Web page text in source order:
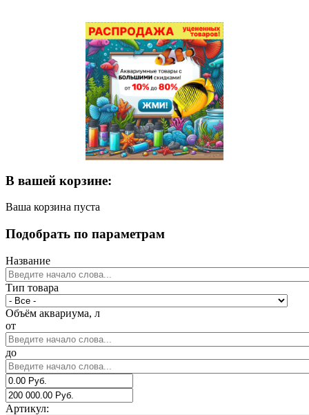
В вашей корзине:
Ваша корзина пуста
Подобрать по параметрам
Название
Тип товара
Объём аквариума, л
от
до
Артикул: